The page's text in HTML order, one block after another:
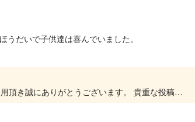
だいで子供達は喜んでいました。
いつもキッズユーエスランド 大阪泉佐野店をご利用頂き誠にありがとうございます。 貴重な投稿を頂きありがとうございます。 大変嬉しいお言葉をいただき、スタッフ一同、とても励みになります。...